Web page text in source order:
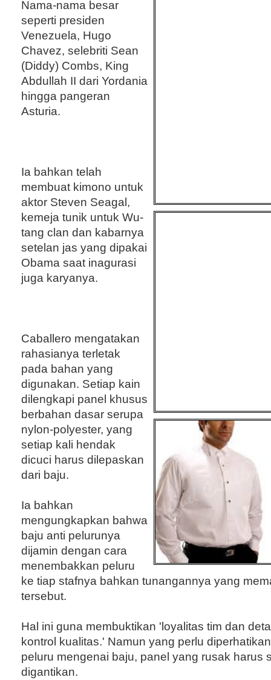
Nama-nama besar
seperti presiden
Venezuela, Hugo
Chavez, selebriti Sean
(Diddy) Combs, King
Abdullah II dari Yordania
hingga pangeran
Asturia.
Ia bahkan telah
membuat kimono untuk
aktor Steven Seagal,
kemeja tunik untuk Wu-
tang clan dan kabarnya
setelan jas yang dipakai
Obama saat inagurasi
juga karyanya.
Caballero mengatakan
rahasianya terletak
pada bahan yang
digunakan. Setiap kain
dilengkapi panel khusus
berbahan dasar serupa
nylon-polyester, yang
setiap kali hendak
dicuci harus dilepaskan
dari baju.
Ia bahkan
mengungkapkan bahwa
baju anti pelurunya
dijamin dengan cara
menembakkan peluru
ke tiap stafnya bahkan tunangannya yang
tersebut.
Hal ini guna membuktikan 'loyalitas tim dan
kontrol kualitas.' Namun yang perlu
peluru mengenai baju, panel yang rusak harus
digantikan.